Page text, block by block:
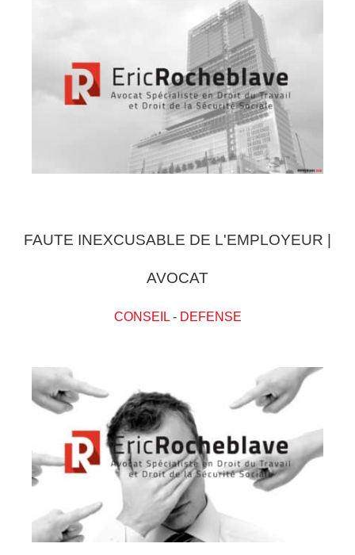
FAUTE INEXCUSABLE DE L'EMPLOYEUR |
AVOCAT
CONSEIL- DEFENSE